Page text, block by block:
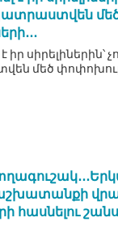
սիրելիներին՝
մեծ
հասնելու